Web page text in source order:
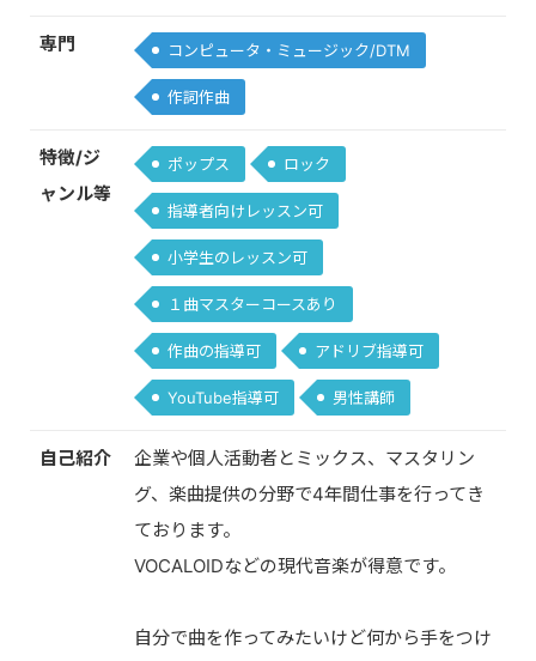
専門 コンピュータ・ミュージック/DTM
作詞作曲
特徴/ジ
ャンル等
ポップス ロック
指導者向けレッスン可
小学生のレッスン可
１曲マスターコースあり
作曲の指導可 アドリブ指導可
YouTube指導可 男性講師
自己紹介
企業や個人活動者とミックス、マスタリン
グ、楽曲提供の分野で4年間仕事を行ってき
ております。
VOCALOIDなどの現代音楽が得意です。
自分で曲を作ってみたいけど何から手をつけ